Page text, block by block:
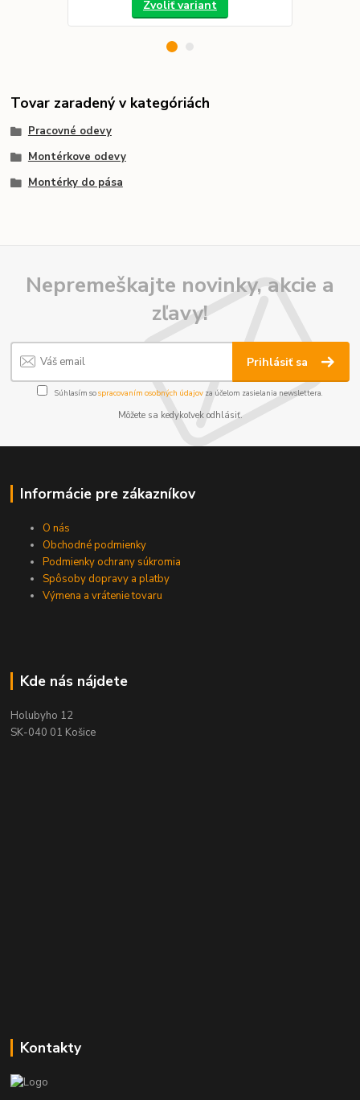
Zvoliť variant
Tovar zaradený v kategóriách
Pracovné odevy
Montérkove odevy
Montérky do pása
Nepremeškajte novinky, akcie a
zľavy!
Prihlásiť sa
Súhlasím sospracovaním osobných údajov za účelom zasielania newslettera.
Môžete sa kedykoľvek odhlásiť.
Informácie pre zákazníkov
O nás
Obchodné podmienky
Podmienky ochrany súkromia
Spôsoby dopravy a platby
Výmena a vrátenie tovaru
Kde nás nájdete
Holubyho 12
SK-040 01 Košice
Kontakty